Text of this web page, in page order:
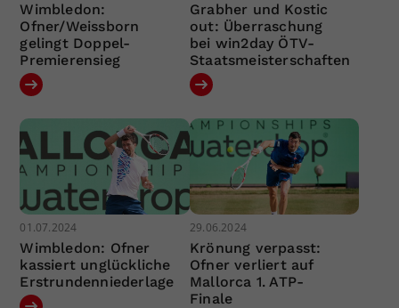
Wimbledon:
Ofner/Weissborn
gelingt Doppel-
Premierensieg
Grabher und Kostic
out: Überraschung
bei win2day ÖTV-
Staatsmeisterschaften
01.07.2024
Wimbledon: Ofner
kassiert unglückliche
Erstrundenniederlage
29.06.2024
Krönung verpasst:
Ofner verliert auf
Mallorca 1. ATP-
Finale